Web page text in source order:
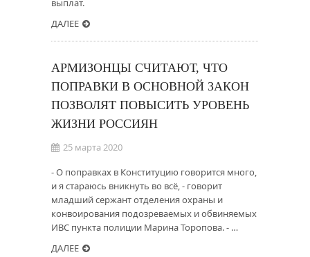
выплат.
ДАЛЕЕ
АРМИЗОНЦЫ СЧИТАЮТ, ЧТО
ПОПРАВКИ В ОСНОВНОЙ ЗАКОН
ПОЗВОЛЯТ ПОВЫСИТЬ УРОВЕНЬ
ЖИЗНИ РОССИЯН
25 марта 2020
- О поправках в Конституцию говорится много,
и я стараюсь вникнуть во всё, - говорит
младший сержант отделения охраны и
конвоирования подозреваемых и обвиняемых
ИВС пункта полиции Марина Торопова. - …
ДАЛЕЕ